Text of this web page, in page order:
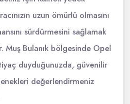
uzun ömürlü olmasını
sürdürmesini sağlamak
Muş Bulanık bölgesinde Opel
duyduğunuzda, güvenilir
değerlendirmeniz